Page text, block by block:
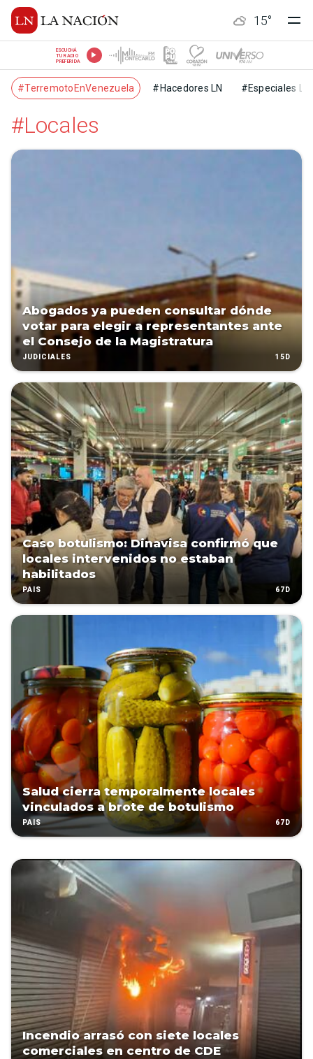
15°
ESCUCHÁ
TU RADIO
PREFERIDA
#TerremotoEnVenezuela #Hacedores LN #Especiales LN
#Locales
Abogados ya pueden consultar dónde
votar para elegir a representantes ante
el Consejo de la Magistratura
JUDICIALES 15D
Caso botulismo: Dinavisa confirmó que
locales intervenidos no estaban
habilitados
PAÍS 67D
Salud cierra temporalmente locales
vinculados a brote de botulismo
PAÍS 67D
Incendio arrasó con siete locales
comerciales en centro de CDE